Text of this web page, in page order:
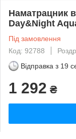
Наматрацник
Day&Night
Під замовлення
Код: 92788
Відправка з 19
1 292 ₴